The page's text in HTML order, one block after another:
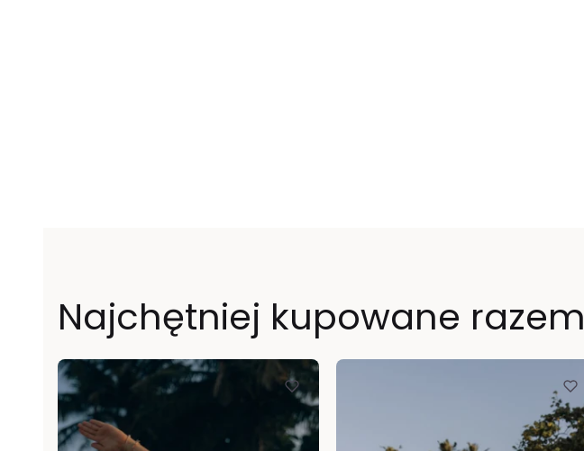
Najchętniej kupowane razem